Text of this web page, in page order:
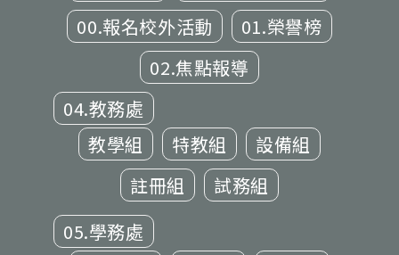
00.報名校外活動
01.榮譽榜
02.焦點報導
04.教務處
教學組
特教組
設備組
註冊組
試務組
05.學務處